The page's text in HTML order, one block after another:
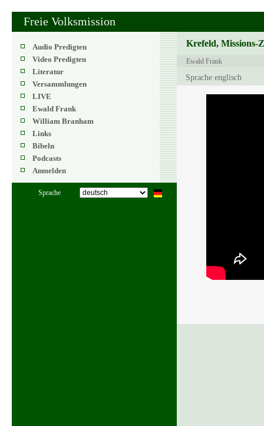
Freie Volksmission
Audio Predigten
Video Predigten
Literatur
Versammlungen
LIVE
Ewald Frank
William Branham
Links
Bibeln
Podcasts
Anmelden
Sprache
Krefeld, Missions-
Ewald Frank
Sprache englisch